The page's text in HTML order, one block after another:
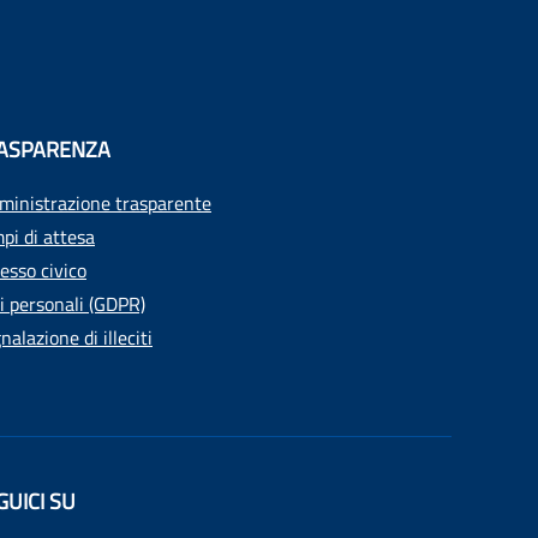
trasparente
di attesa
civico
personali (GDPR)
di illeciti
SU